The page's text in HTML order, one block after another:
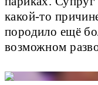
какой-то
породило ещё
возможном